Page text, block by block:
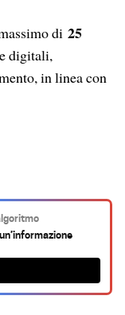
di 25
digitali,
in linea con